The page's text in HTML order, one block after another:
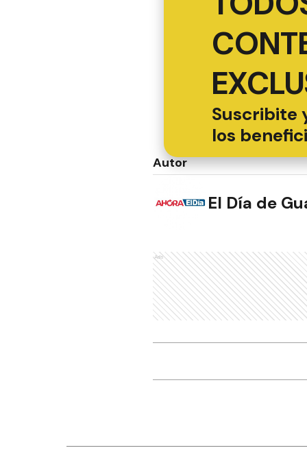
Suscribite
los
Autor
El Día de
Ads